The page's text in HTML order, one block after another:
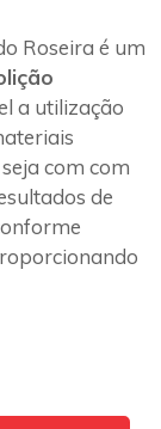
Roseira é um
a utilização
com com
de